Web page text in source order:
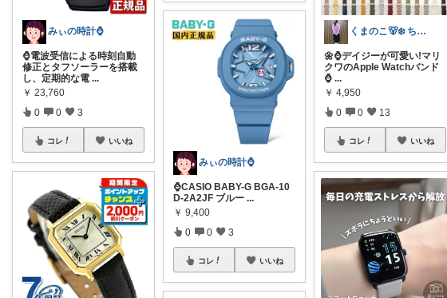
みぃの時計⌚
⌚電波受信による時刻自動
修正とタフソーラーを搭載
し、定期的な電 ...
￥ 23,760
0 0 3
コレ いいね
みぃの時計⌚
⌚CASIO BABY-G BGA-10
D-2A2JF ブルー ...
￥ 9,400
0 0 3
コレ いいね
くまのこ🐻‍❄️ ちいさなきらめき日和
🌼⌚デイジーが可愛い!マリ
クワのApple Watchバンド
⌚ ...
￥ 4,950
0 0 13
コレ いいね